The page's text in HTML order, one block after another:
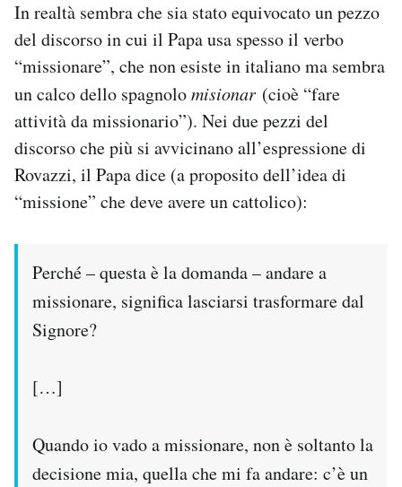
In realtà sembra che sia stato equivocato un pezzo
del discorso in cui il Papa usa spesso il verbo
“missionare”, che non esiste in italiano ma sembra
un calco dello spagnolomisionar (cioè “fare
attività da missionario”). Nei due pezzi del
discorso che più si avvicinano all’espressione di
Rovazzi, il Papa dice (a proposito dell’idea di
“missione” che deve avere un cattolico):
Perché – questa è la domanda – andare a
missionare, significa lasciarsi trasformare dal
Signore?
[…]
Quando io vado a missionare, non è soltanto la
decisione mia, quella che mi fa andare: c’è un